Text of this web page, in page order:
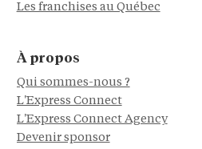
Les franchises au Québec
À propos
Qui sommes-nous ?
L'Express Connect
L'Express Connect Agency
Devenir sponsor